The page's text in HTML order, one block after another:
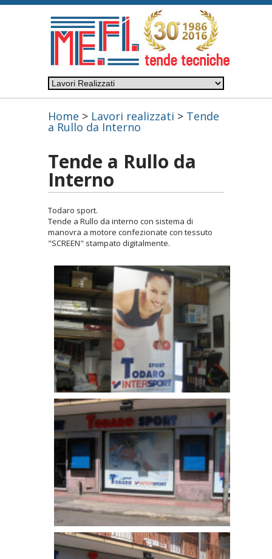
Home > Lavori realizzati > Tende
a Rullo da Interno
Tende a Rullo da
Interno
Todaro sport.
Tende a Rullo da interno con sistema di
manovra a motore confezionate con tessuto
"SCREEN" stampato digitalmente.